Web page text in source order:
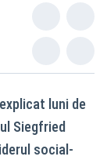
luni de
Siegfried
social-